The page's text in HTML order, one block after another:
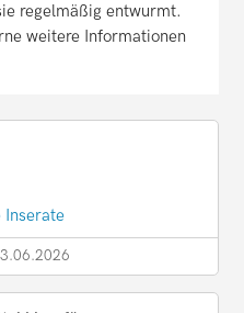
regelmäßig entwurmt.
weitere Informationen
Inserate